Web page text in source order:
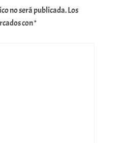
no será publicada.Los
con*